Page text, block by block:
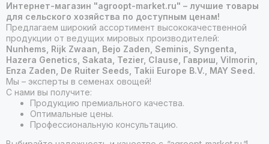
Интернет-магазин "agroopt-market.ru" – лучшие товары
для сельского хозяйства по доступным ценам!
Предлагаем широкий ассортимент высококачественной
продукции от ведущих мировых производителей:
Nunhems, Rijk Zwaan, Bejo Zaden, Seminis, Syngenta,
Hazera Genetics, Sakata, Tezier, Clause, Гавриш, Vilmorin,
Enza Zaden, De Ruiter Seeds, Takii Europe B.V., MAY Seed.
Мы – эксперты в семенах овощей!
С нами вы получите:
Продукцию премиального качества.
Оптимальные цены.
Профессиональную консультацию.